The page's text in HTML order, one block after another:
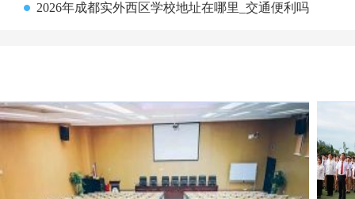
2026年成都实外西区学校地址在哪里_交通便利吗